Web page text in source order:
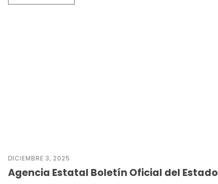
DICIEMBRE 3, 2025
Agencia Estatal Boletín Oficial del Estado